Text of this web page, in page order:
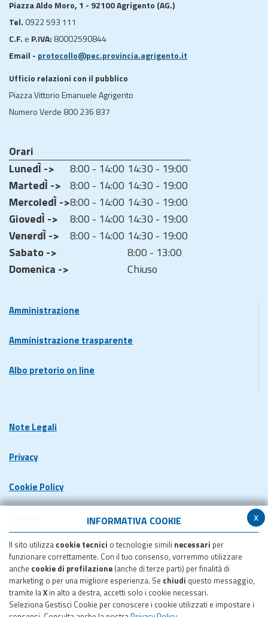
x
INFORMATIVA COOKIE
Il sito utilizza cookie tecnici o tecnologie simili necessari per
funzionare correttamente. Con il tuo consenso, vorremmo utilizzare
anche cookie di profilazione (anche di terze parti) per finalità di
marketing o per una migliore esperienza. Se chiudi questo messaggio,
tramite laX in alto a destra, accetti solo i cookie necessari.
Seleziona Gestisci Cookie per conoscere i cookie utilizzati e impostare i
Piazza Aldo Moro, 1 - 92100 Agrigento (AG.)
Tel. 0922 593 111
C.F. e P.IVA: 80002590844
Email - protocollo@pec.provincia.agrigento.it
Ufficio relazioni con il pubblico
Piazza Vittorio Emanuele Agrigento
Numero Verde 800 236 837
Orari
LunedÌ ->
8:00 - 14:00 14:30 - 19:00
MartedÌ -> 8:00 - 14:00 14:30 - 19:00
MercoledÌ ->8:00 - 14:00 14:30 - 19:00
GiovedÌ ->
8:00 - 14:00 14:30 - 19:00
VenerdÌ ->
8:00 - 14:00 14:30 - 19:00
Sabato ->
8:00 - 13:00
Domenica ->
Chiuso
Amministrazione
Amministrazione trasparente
Albo pretorio on line
Note Legali
Privacy
Cookie Policy
Dichiarazione di accessibilita'
Meccanismo di feedback
Pubblicazione obiettivi di accessibilita'